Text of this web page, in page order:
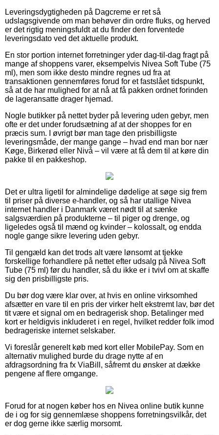
Leveringsdygtigheden på Dagcreme er ret så
udslagsgivende om man behøver din ordre fluks, og herved
er det rigtig meningsfuldt at du finder den forventede
leveringsdato ved det aktuelle produkt.
En stor portion internet forretninger yder dag-til-dag fragt på
mange af shoppens varer, eksempelvis Nivea Soft Tube (75
ml), men som ikke desto mindre regnes ud fra at
transaktionen gennemføres forud for et fastslået tidspunkt,
så at de har mulighed for at nå at få pakken ordnet forinden
de lageransatte drager hjemad.
Nogle butikker på nettet byder på levering uden gebyr, men
ofte er det under forudsætning af at der shoppes for en
præcis sum. I øvrigt bør man tage den prisbilligste
leveringsmåde, der mange gange – hvad end man bor nær
Køge, Birkerød eller Nivå – vil være at få dem til at køre din
pakke til en pakkeshop.
Det er ultra ligetil for almindelige dødelige at søge sig frem
til priser på diverse e-handler, og så har utallige Nivea
internet handler i Danmark været nødt til at sænke
salgsværdien på produkterne – til piger og drenge, og
ligeledes også til mænd og kvinder – kolossalt, og endda
nogle gange sikre levering uden gebyr.
Til gengæld kan det trods alt være lønsomt at tjekke
forskellige forhandlere på nettet efter udsalg på Nivea Soft
Tube (75 ml) før du handler, så du ikke er i tvivl om at skaffe
sig den prisbilligste pris.
Du bør dog være klar over, at hvis en online virksomhed
afsætter en vare til en pris der virker helt ekstremt lav, bør det
tit være et signal om en bedragerisk shop. Betalinger med
kort er heldigvis inkluderet i en regel, hvilket redder folk imod
bedrageriske internet selskaber.
Vi foreslår generelt køb med kort eller MobilePay. Som en
alternativ mulighed burde du drage nytte af en
afdragsordning fra fx ViaBill, såfremt du ønsker at dække
pengene af flere omgange.
Forud for at nogen køber hos en Nivea online butik kunne
de i og for sig gennemlæse shoppens forretningsvilkår, det
er dog gerne ikke særlig morsomt.